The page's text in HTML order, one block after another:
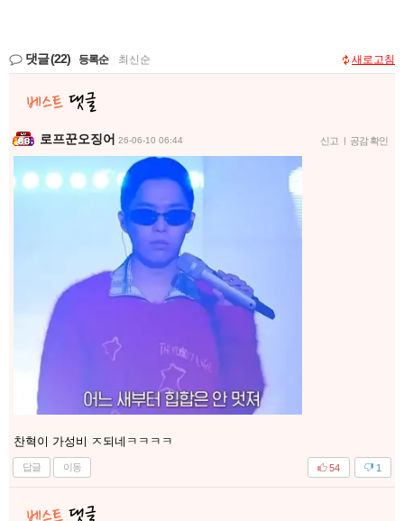
댓글(22) 등록순 최신순 새로고침
로프꾼오징어 26-06-10 06:44 신고 | 공감 확인
찬혁이 가성비 ㅈ되네ㅋㅋㅋㅋ
답글 이동 1
54